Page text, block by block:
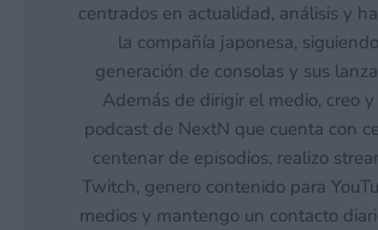
centrados en actualidad, análisis y
la compañía japonesa,
generación de consolas y sus
Además de dirigir el medio, creo
podcast de NextN que cuenta con
centenar de episodios, realizo
Twitch, genero contenido para
medios y mantengo un contacto